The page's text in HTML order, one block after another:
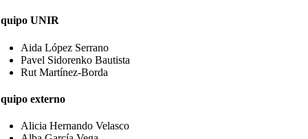
UNIR
Aida López Serrano
Pavel Sidorenko Bautista
Rut Martínez-Borda
externo
Alicia Hernando Velasco